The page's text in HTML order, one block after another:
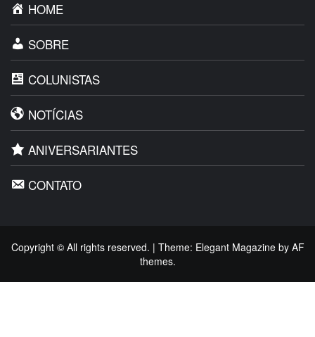
HOME
SOBRE
COLUNISTAS
NOTÍCIAS
ANIVERSARIANTES
CONTATO
Copyright © All rights reserved. | Theme: Elegant Magazineby AF
themes.